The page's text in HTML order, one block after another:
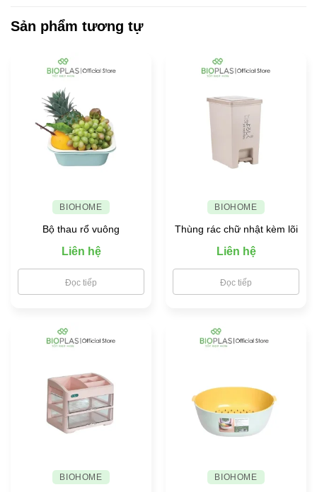
Bio
lựa
chọn
đồ
đựng
thực
phẩm
an
toàn
cho
Sản phẩm tương tự
BIOHOME
Bộ thau rổ vuông
Liên hệ
Đọc tiếp
BIOHOME
Thùng rác chữ nhật kèm lõi
Liên hệ
Đọc tiếp
BIOHOME BIOHOME